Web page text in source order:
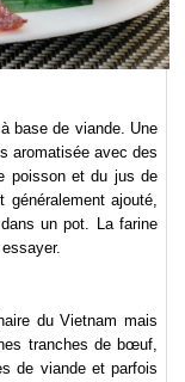
base de viande. Une
aromatisée avec des
poisson et du jus de
ajouté,
un pot. La farine
du Vietnam mais
tranches de bœuf,
de viande et parfois